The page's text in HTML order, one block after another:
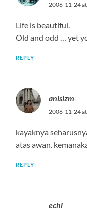
2006-11-24
Life is beautiful.
Old and odd … yet
REPLY
anisizm
2006-11-24
kayaknya
atas awan.
REPLY
echi